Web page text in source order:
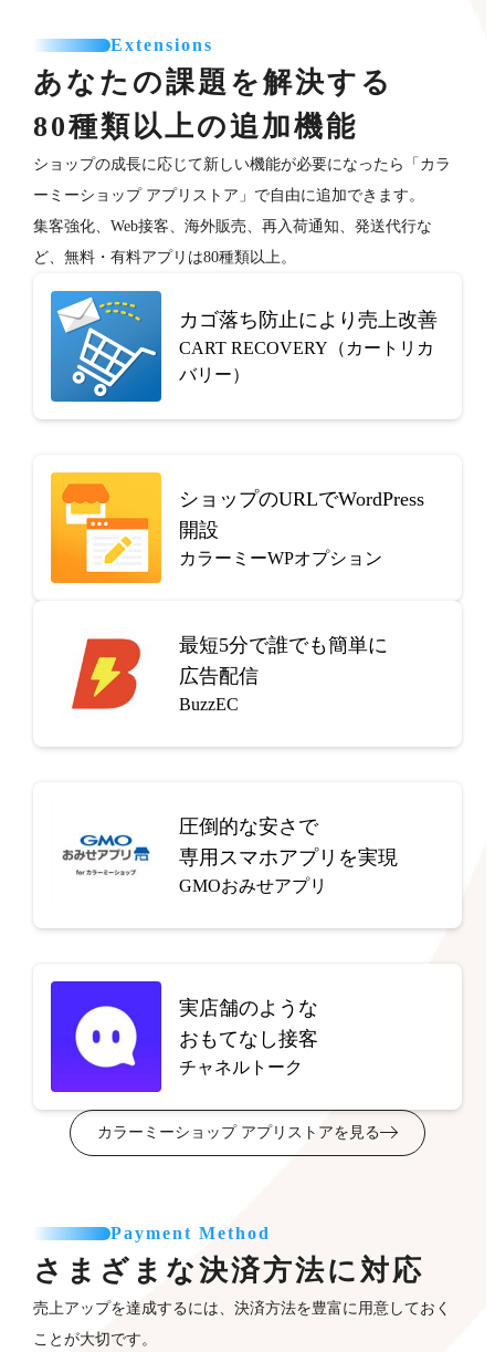
Extensions
あなたの課題を解決する
80種類以上の追加機能
ショップの成長に応じて新しい機能が必要になったら「カラ
ーミーショップ アプリストア」で自由に追加できます。
集客強化、Web接客、海外販売、再入荷通知、発送代行な
ど、無料・有料アプリは80種類以上。
カゴ落ち防止により売上改善
CART RECOVERY（カートリカ
バリー）
ショップのURLでWordPress
開設
カラーミーWPオプション
最短5分で誰でも簡単に
広告配信
BuzzEC
圧倒的な安さで
専用スマホアプリを実現
GMOおみせアプリ
実店舗のような
おもてなし接客
チャネルトーク
カラーミーショップ アプリストアを見る
Payment Method
さまざまな決済方法に対応
売上アップを達成するには、決済方法を豊富に用意しておく
ことが大切です。